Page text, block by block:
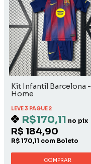
Kit Infantil Barcelona -
Home
LEVE 3 PAGUE 2
R$170,11 no pix
R$ 184,90
R$ 170,11 com Boleto
COMPRAR